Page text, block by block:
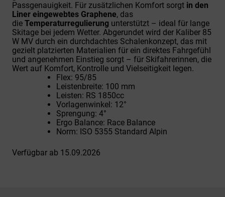
Passgenauigkeit. Für zusätzlichen Komfort sorgt in den
Liner eingewebtes Graphene, das
die Temperaturregulierung unterstützt – ideal für lange
Skitage bei jedem Wetter. Abgerundet wird der Kaliber 85
W MV durch ein durchdachtes Schalenkonzept, das mit
gezielt platzierten Materialien für ein direktes Fahrgefühl
und angenehmen Einstieg sorgt – für Skifahrerinnen, die
Wert auf Komfort, Kontrolle und Vielseitigkeit legen.
Flex: 95/85
Leistenbreite: 100 mm
Leisten: RS 1850cc
Vorlagenwinkel: 12°
Sprengung: 4°
Ergo Balance: Race Balance
Norm: ISO 5355 Standard Alpin
Verfügbar ab 15.09.2026